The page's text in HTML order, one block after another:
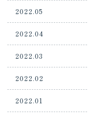
2022.05
2022.04
2022.03
2022.02
2022.01